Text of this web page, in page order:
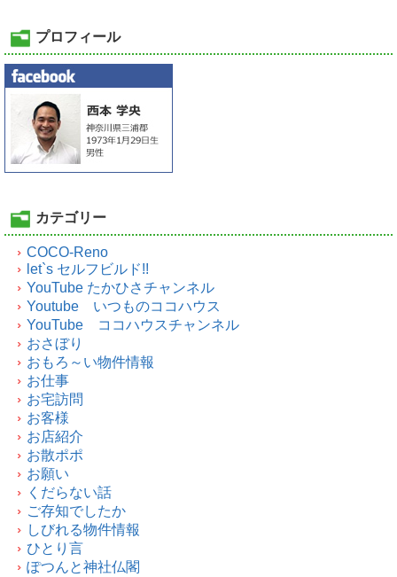
プロフィール
カテゴリー
COCO-Reno
let`s セルフビルド!!
YouTube たかひさチャンネル
Youtube いつものココハウス
YouTube ココハウスチャンネル
おさぼり
おもろ～い物件情報
お仕事
お宅訪問
お客様
お店紹介
お散ポポ
お願い
くだらない話
ご存知でしたか
しびれる物件情報
ひとり言
ぽつんと神社仏閣